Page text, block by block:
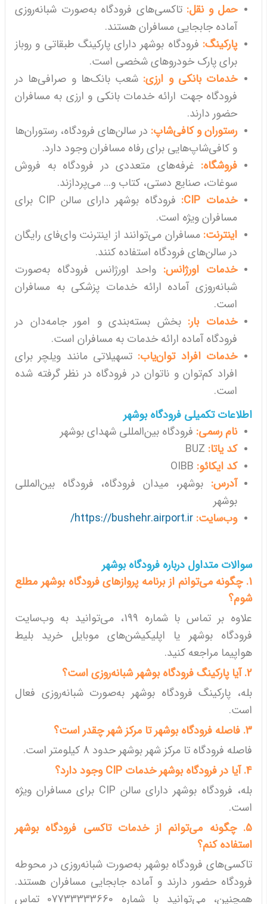
حمل و نقل: تاکسی‌های فرودگاه به‌صورت شبانه‌روزی
آماده جابجایی مسافران هستند.
پارکینگ: فرودگاه بوشهر دارای پارکینگ طبقاتی و روباز
برای پارک خودروهای شخصی است.
خدمات بانکی و ارزی: شعب بانک‌ها و صرافی‌ها در
فرودگاه جهت ارائه خدمات بانکی و ارزی به مسافران
حضور دارند.
رستوران و کافی‌شاپ: در سالن‌های فرودگاه، رستوران‌ها
و کافی‌شاپ‌هایی برای رفاه مسافران وجود دارد.
فروشگاه: غرفه‌های متعددی در فرودگاه به فروش
سوغات، صنایع دستی، کتاب و... می‌پردازند.
خدمات CIP:
فرودگاه بوشهر دارای سالن CIP برای
مسافران ویژه است.
اینترنت: مسافران می‌توانند از اینترنت وای‌فای رایگان
در سالن‌های فرودگاه استفاده کنند.
خدمات اورژانس: واحد اورژانس فرودگاه به‌صورت
شبانه‌روزی آماده ارائه خدمات پزشکی به مسافران
است.
خدمات بار: بخش بسته‌بندی و امور جامه‌دان در
فرودگاه آماده ارائه خدمات به مسافران است.
خدمات افراد توان‌یاب: تسهیلاتی مانند ویلچر برای
افراد کم‌توان و ناتوان در فرودگاه در نظر گرفته شده
است.
اطلاعات تکمیلی فرودگاه بوشهر
نام رسمی: فرودگاه بین‌المللی شهدای بوشهر
کد یاتا:
کد ایکائو:
آدرس: بوشهر، میدان فرودگاه، فرودگاه بین‌المللی
بوشهر
وب‌سایت: https://bushehr.airport.ir/
سوالات متداول درباره فرودگاه بوشهر
1. چگونه می‌توانم از برنامه پروازهای فرودگاه بوشهر مطلع
شوم؟
علاوه بر تماس با شماره 199، می‌توانید به وب‌سایت
فرودگاه بوشهر یا اپلیکیشن‌های موبایل خرید بلیط
هواپیما مراجعه کنید.
2. آیا پارکینگ فرودگاه بوشهر شبانه‌روزی است؟
بله، پارکینگ فرودگاه بوشهر به‌صورت شبانه‌روزی فعال
است.
3. فاصله فرودگاه بوشهر تا مرکز شهر چقدر است؟
فاصله فرودگاه تا مرکز شهر بوشهر حدود 8 کیلومتر است.
4. آیا در فرودگاه بوشهر خدمات CIP وجود دارد؟
بله، فرودگاه بوشهر دارای سالن CIP برای مسافران ویژه
است.
5. چگونه می‌توانم از خدمات تاکسی فرودگاه بوشهر
استفاده کنم؟
تاکسی‌های فرودگاه بوشهر به‌صورت شبانه‌روزی در محوطه
فرودگاه حضور دارند و آماده جابجایی مسافران هستند.
همچنین، می‌توانید با شماره 07733333660 تماس